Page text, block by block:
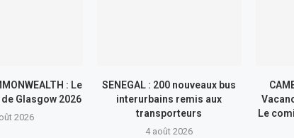
: Le
Glasgow 2026
2026
SENEGAL : 200 nouveaux bus
interurbains remis aux
transporteurs
4 août 2026
Le